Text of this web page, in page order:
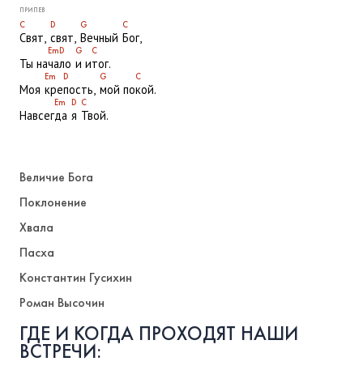
ПРИПЕВ
C D G C
Свят, свят, Вечный Бог,
EmD G C
Ты начало и итог.
Em D G C
Моя крепость, мой покой.
Em D C
Навсегда я Твой.
Величие Бога
Поклонение
Хвала
Пасха
Константин Гусихин
Роман Высочин
ГДЕ И КОГДА ПРОХОДЯТ НАШИ
ВСТРЕЧИ: